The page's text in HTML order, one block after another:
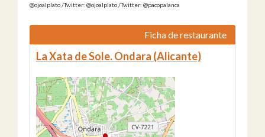
@ojoalplato /Twitter: @ojoalplato /Twitter: @pacopalanca
Ficha de restaurante
La Xata de Sole. Ondara (Alicante)